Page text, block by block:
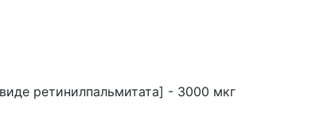
ретинилпальмитата] - 3000 мкг